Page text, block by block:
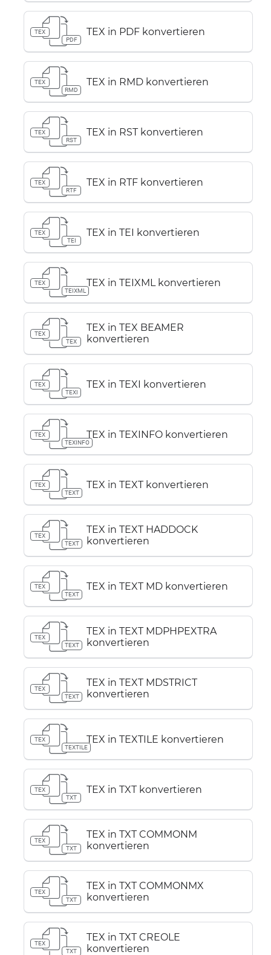
TEX
PDF
TEX in PDF konvertieren
TEX
RMD
TEX in RMD konvertieren
TEX
RST
TEX in RST konvertieren
TEX
RTF
TEX in RTF konvertieren
TEX
TEI
TEX in TEI konvertieren
TEX
TEIXML
TEX in TEIXML konvertieren
TEX
TEX
TEX in TEX BEAMER
konvertieren
TEX
TEXI
TEX in TEXI konvertieren
TEX
TEXINFO
TEX in TEXINFO konvertieren
TEX
TEXT
TEX in TEXT konvertieren
TEX
TEXT
TEX in TEXT HADDOCK
konvertieren
TEX
TEXT
TEX in TEXT MD konvertieren
TEX
TEXT
TEX in TEXT MDPHPEXTRA
konvertieren
TEX
TEXT
TEX in TEXT MDSTRICT
konvertieren
TEX
TEXTILE
TEX in TEXTILE konvertieren
TEX
TXT
TEX in TXT konvertieren
TEX
TXT
TEX in TXT COMMONM
konvertieren
TEX
TXT
TEX in TXT COMMONMX
konvertieren
TEX
TXT
TEX in TXT CREOLE
konvertieren